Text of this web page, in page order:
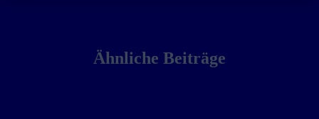
Ähnliche Beiträge